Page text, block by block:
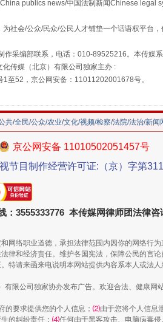
朵小红花
侵吞
publics news/中国法制新闻Chinese legal
社会/公众/民众/公民人才铺垫一个话语权平台
采编部联系，电话：010-89525216。本传媒
传媒（北京）有限公司独家主办 :
至52，京公网安备：11011202001678号。
共/全民/公众/农业/文化/视频/检察/法院/法治/新闻
京公网安备 11010502051457号
节目制作经营许可证:（京）字第
：3555333776 本传媒网律师团法律咨
网络职业道德，承担法律范围内因你的网络行
律和经济责任。维护各国宪法，保障公民的言
特请来函来电说明本网站提供内容系本人或法
限公司独家协办发布广告。欢迎合法、健康网
的要求提供您的个人信息； ⑵由于您将个人信息
的纠纷责任； ⑷任何由于黑客攻击、电脑病毒